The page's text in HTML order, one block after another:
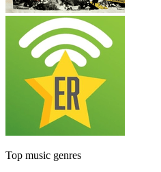
Top music genres